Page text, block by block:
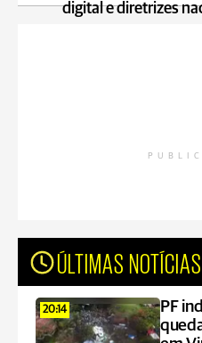
digital e diretrizes
ÚLTIMAS NOTÍCIAS
20:14
PF